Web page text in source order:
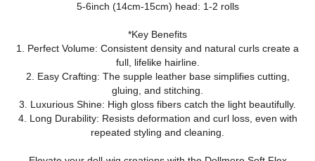
5-6inch (14cm-15cm) head: 1-2 rolls
*Key Benefits
1. Perfect Volume: Consistent density and natural curls create a
full, lifelike hairline.
2. Easy Crafting: The supple leather base simplifies cutting,
gluing, and stitching.
3. Luxurious Shine: High gloss fibers catch the light beautifully.
4. Long Durability: Resists deformation and curl loss, even with
repeated styling and cleaning.